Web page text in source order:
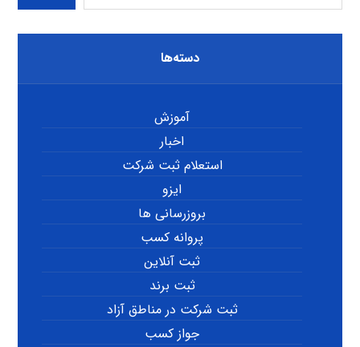
دسته‌ها
آموزش
اخبار
استعلام ثبت شرکت
ایزو
بروزرسانی ها
پروانه کسب
ثبت آنلاین
ثبت برند
ثبت شرکت در مناطق آزاد
جواز کسب